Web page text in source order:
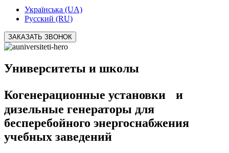
Українська (UA)
Русский (RU)
ЗАКАЗАТЬ ЗВОНОК
Университеты и школы
Когенерационные установки и
дизельные генераторы для
бесперебойного энергоснабжения
учебных заведений